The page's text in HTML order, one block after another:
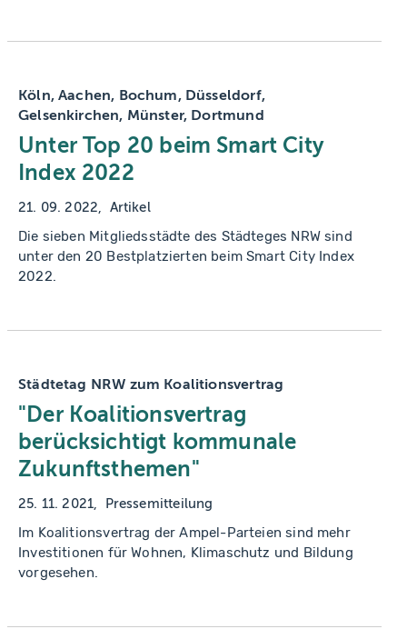
Köln, Aachen, Bochum, Düsseldorf,
Gelsenkirchen, Münster, Dortmund
Unter Top 20 beim Smart City
Index 2022
21. 09. 2022 Artikel
Die sieben Mitgliedsstädte des Städteges NRW sind
unter den 20 Bestplatzierten beim Smart City Index
2022.
Städtetag NRW zum Koalitionsvertrag
"Der Koalitionsvertrag
berücksichtigt kommunale
Zukunftsthemen"
25. 11. 2021 Pressemitteilung
Im Koalitionsvertrag der Ampel-Parteien sind mehr
Investitionen für Wohnen, Klimaschutz und Bildung
vorgesehen.